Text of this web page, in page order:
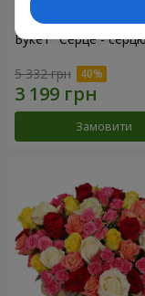
Букет "Серце -
5 332 грн
Замовити